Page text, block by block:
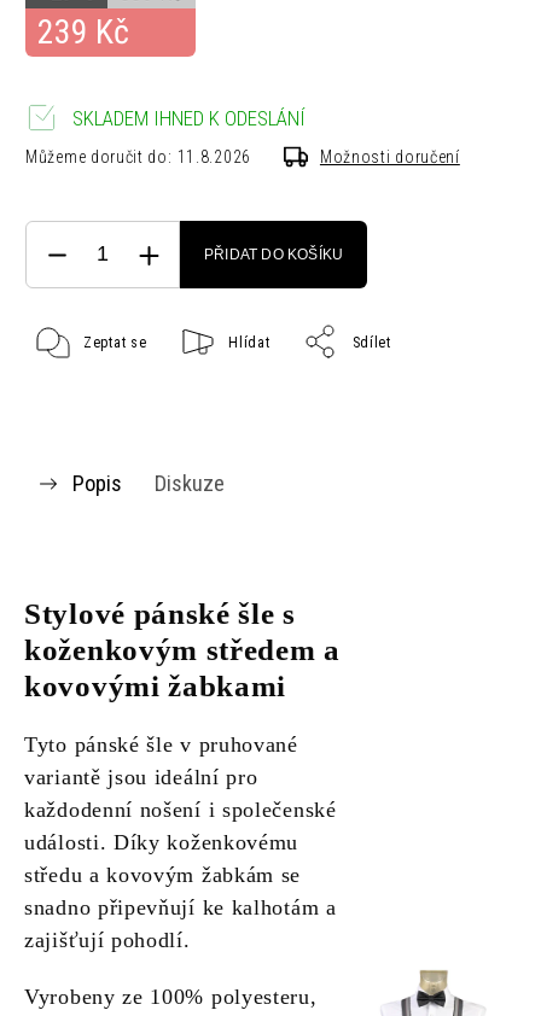
239 Kč
SKLADEM IHNED K ODESLÁNÍ
Můžeme doručit do: 11.8.2026 Možnosti doručení
PŘIDAT DO KOŠÍKU
Zeptat se Hlídat Sdílet
Popis Diskuze
Stylové pánské šle s
koženkovým středem a
kovovými žabkami
Tyto pánské šle v pruhované
variantě jsou ideální pro
každodenní nošení i společenské
události. Díky koženkovému
středu a kovovým žabkám se
snadno připevňují ke kalhotám a
zajišťují pohodlí.
Vyrobeny ze 100% polyesteru,